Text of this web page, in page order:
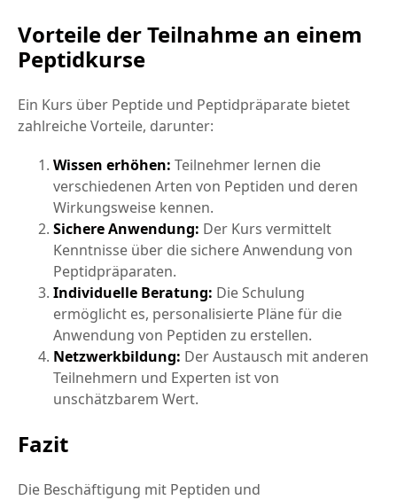
Vorteile der Teilnahme an einem
Peptidkurse
Ein Kurs über Peptide und Peptidpräparate bietet
zahlreiche Vorteile, darunter:
Wissen erhöhen: Teilnehmer lernen die
verschiedenen Arten von Peptiden und deren
Wirkungsweise kennen.
Sichere Anwendung: Der Kurs vermittelt
Kenntnisse über die sichere Anwendung von
Peptidpräparaten.
Individuelle Beratung: Die Schulung
ermöglicht es, personalisierte Pläne für die
Anwendung von Peptiden zu erstellen.
Netzwerkbildung: Der Austausch mit anderen
Teilnehmern und Experten ist von
unschätzbarem Wert.
Fazit
Die Beschäftigung mit Peptiden und